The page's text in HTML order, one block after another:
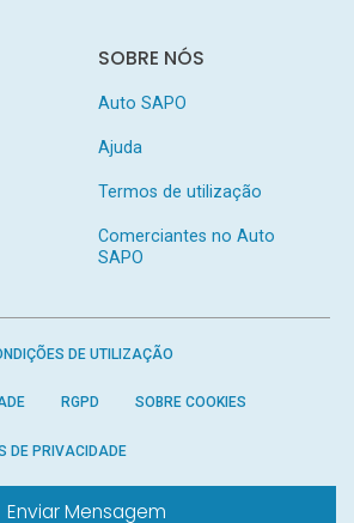
Enviar Mensagem
SOBRE NÓS
Auto SAPO
Ajuda
Termos de utilização
Comerciantes no Auto
SAPO
DE UTILIZAÇÃO
RGPD SOBRE COOKIES
DE PRIVACIDADE